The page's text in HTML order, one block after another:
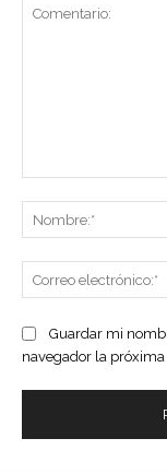
Guardar mi
navegador la